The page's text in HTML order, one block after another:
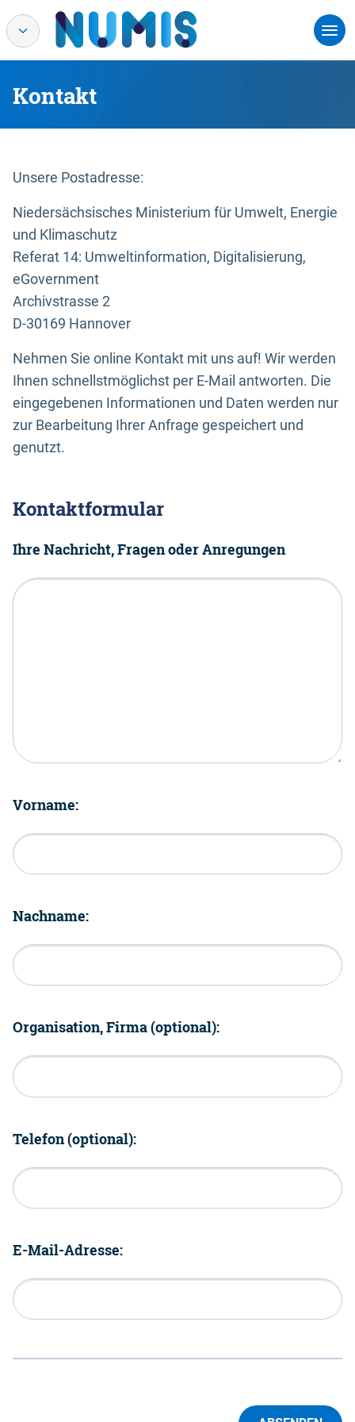
Kontakt
Unsere Postadresse:
Niedersächsisches Ministerium für Umwelt, Energie
und Klimaschutz
Referat 14: Umweltinformation, Digitalisierung,
eGovernment
Archivstrasse 2
D-30169 Hannover
Nehmen Sie online Kontakt mit uns auf! Wir werden
Ihnen schnellstmöglichst per E-Mail antworten. Die
eingegebenen Informationen und Daten werden nur
zur Bearbeitung Ihrer Anfrage gespeichert und
genutzt.
Kontaktformular
Ihre Nachricht, Fragen oder Anregungen
Vorname:
Nachname:
Organisation, Firma (optional):
Telefon (optional):
E-Mail-Adresse: